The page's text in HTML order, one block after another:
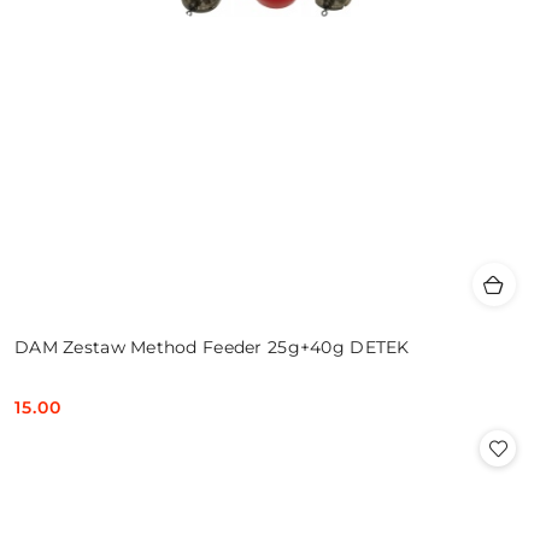
DAM Zestaw Method Feeder 25g+40g DETEK
Cena:
15.00